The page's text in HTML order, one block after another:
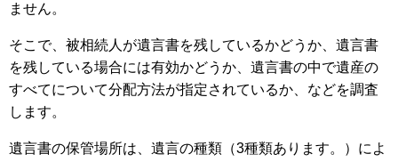
ません。
そこで、被相続人が遺言書を残しているかどうか、遺言書
を残している場合には有効かどうか、遺言書の中で遺産の
すべてについて分配方法が指定されているか、などを調査
します。
遺言書の保管場所は、遺言の種類（3種類あります。）によ